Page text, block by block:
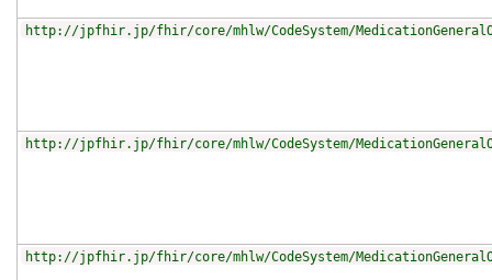
http://jpfhir.jp/fhir/core/mhlw/CodeSystem/
http://jpfhir.jp/fhir/core/mhlw/CodeSystem/
http://jpfhir.jp/fhir/core/mhlw/CodeSystem/